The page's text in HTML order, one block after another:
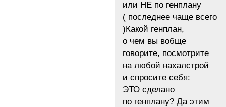
или НЕ по генплану
( последнее чаще всего
)Какой генплан,
о чем вы вобще
говорите, посмотрите
на любой нахалстрой
и спросите себя:
ЭТО сделано
по генплану? Да этим